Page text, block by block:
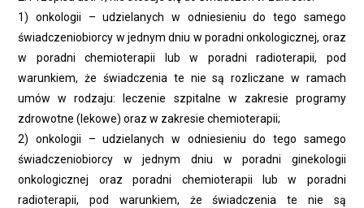
1) onkologii – udzielanych w odniesieniu do tego samego
świadczeniobiorcy w jednym dniu w poradni onkologicznej, oraz
w poradni chemioterapii lub w poradni radioterapii, pod
warunkiem, że świadczenia te nie są rozliczane w ramach
umów w rodzaju: leczenie szpitalne w zakresie programy
zdrowotne (lekowe) oraz w zakresie chemioterapii;
2) onkologii – udzielanych w odniesieniu do tego samego
świadczeniobiorcy w jednym dniu w poradni ginekologii
onkologicznej oraz poradni chemioterapii lub w poradni
radioterapii, pod warunkiem, że świadczenia te nie są